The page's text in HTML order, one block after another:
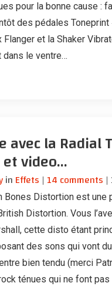
pour la bonne cause :
des pédales
Flanger et la Shaker
dans le ventre…
avec la
video...
in Effets | 14 comments |
Bones Distortion est
Distortion. Vous
cette disto étant
des sons qui vont
bien tendu (merci
ténues qui ne font pas